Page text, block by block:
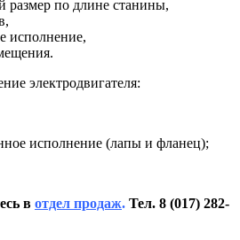
по длине станины,
исполнение,
электродвигателя:
исполнение (лапы и фланец);
в отдел продаж. Тел. 8 (017) 282-